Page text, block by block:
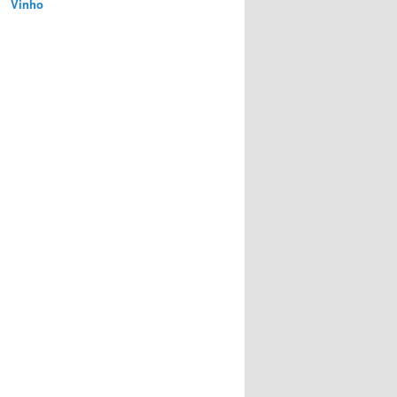
Vinho